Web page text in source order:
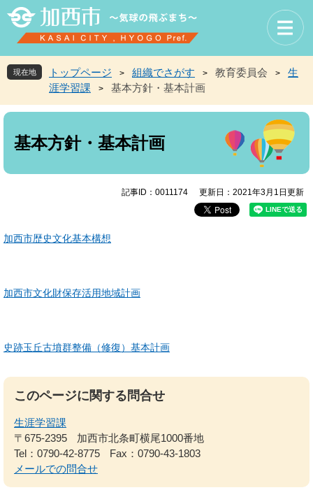
先
頭
す
を
飛
し
へ
現在地 トップページ > 組織でさがす > 教育委員会 >
生
涯学習課
> 基本方針・基本計画
本
基本方針・基本計画
記事ID：0011174 更新日：2021年3月1日更新
加西市歴史文化基本構想
加西市文化財保存活用地域計画
史跡玉丘古墳群整備（修復）基本計画
このページに関する問合せ
生涯学習課
〒675-2395
加西市北条町横尾1000番地
Tel：0790-42-8775
Fax：0790-43-1803
メールでの問合せ